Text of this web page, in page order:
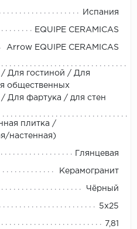
Испания
EQUIPE CERAMICAS
Arrow EQUIPE CERAMICAS
Для гостиной / Для
общественных
Для фартука / для стен
плитка /
настенная)
Глянцевая
Керамогранит
Чёрный
5x25
7,81